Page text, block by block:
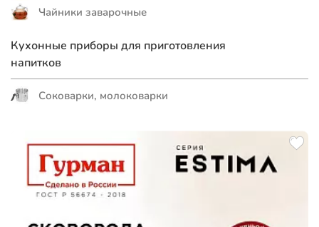
Чайники заварочные
Кухонные приборы для приготовления
напитков
Соковарки, молоковарки